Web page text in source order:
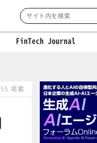
FinTech Journal
掲載